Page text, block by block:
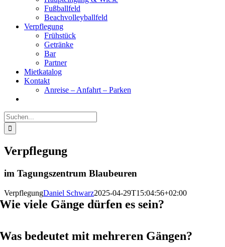
Fußballfeld
Beachvolleyballfeld
Verpflegung
Frühstück
Getränke
Bar
Partner
Mietkatalog
Kontakt
Anreise – Anfahrt – Parken
Suche
nach:
Verpflegung
im Tagungszentrum Blaubeuren
VerpflegungDaniel Schwarz2025-04-29T15:04:56+02:00
Wie viele Gänge dürfen es sein?
Was bedeutet mit mehreren Gängen?